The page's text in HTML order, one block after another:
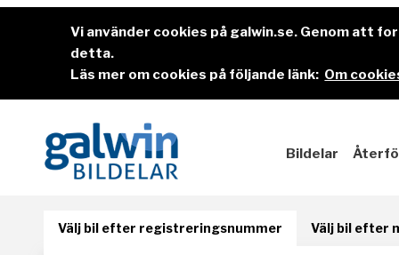
Vi använder cookies på galwin.se. Genom att
detta.
Läs mer om cookies på följande länk: Om
Bildelar
Välj bil efter registreringsnummer Välj bil efter